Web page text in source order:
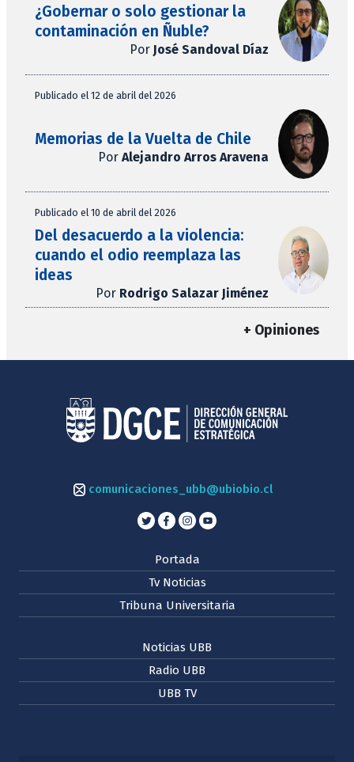
¿Gobernar o solo gestionar la
contaminación en Ñuble?
Por José Sandoval Díaz
Publicado el 12 de abril del 2026
Memorias de la Vuelta de Chile
Por Alejandro Arros Aravena
Publicado el 10 de abril del 2026
Del desacuerdo a la violencia:
cuando el odio reemplaza las
ideas
Por Rodrigo Salazar Jiménez
+ Opiniones
comunicaciones_ubb@ubiobio.cl
Portada
Tv Noticias
Tribuna Universitaria
Noticias UBB
Radio UBB
UBB TV